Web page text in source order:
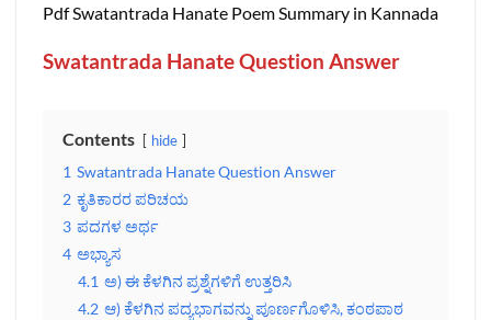
Pdf Swatantrada Hanate Poem Summary in Kannada
Swatantrada Hanate Question Answer
Contents hide
1 Swatantrada Hanate Question Answer
2 ಕೃತಿಕಾರರ ಪರಿಚಯ
3 ಪದಗಳ ಅರ್ಥ
4 ಅಭ್ಯಾಸ
4.1 ಅ) ಈ ಕೆಳಗಿನ ಪ್ರಶ್ನೆಗಳಿಗೆ ಉತ್ತರಿಸಿ
4.2 ಆ) ಕೆಳಗಿನ ಪದ್ಯಭಾಗವನ್ನು ಪೂರ್ಣಗೊಳಿಸಿ, ಕಂಠಪಾಠ